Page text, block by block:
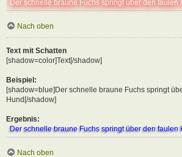
Der schnelle braune Fuchs springt über den faulen
Nach oben
Text mit Schatten
[shadow=color]Text[/shadow]
Beispiel:
[shadow=blue]Der schnelle braune Fuchs springt
Hund[/shadow]
Ergebnis:
Der schnelle braune Fuchs springt über den faulen
Nach oben